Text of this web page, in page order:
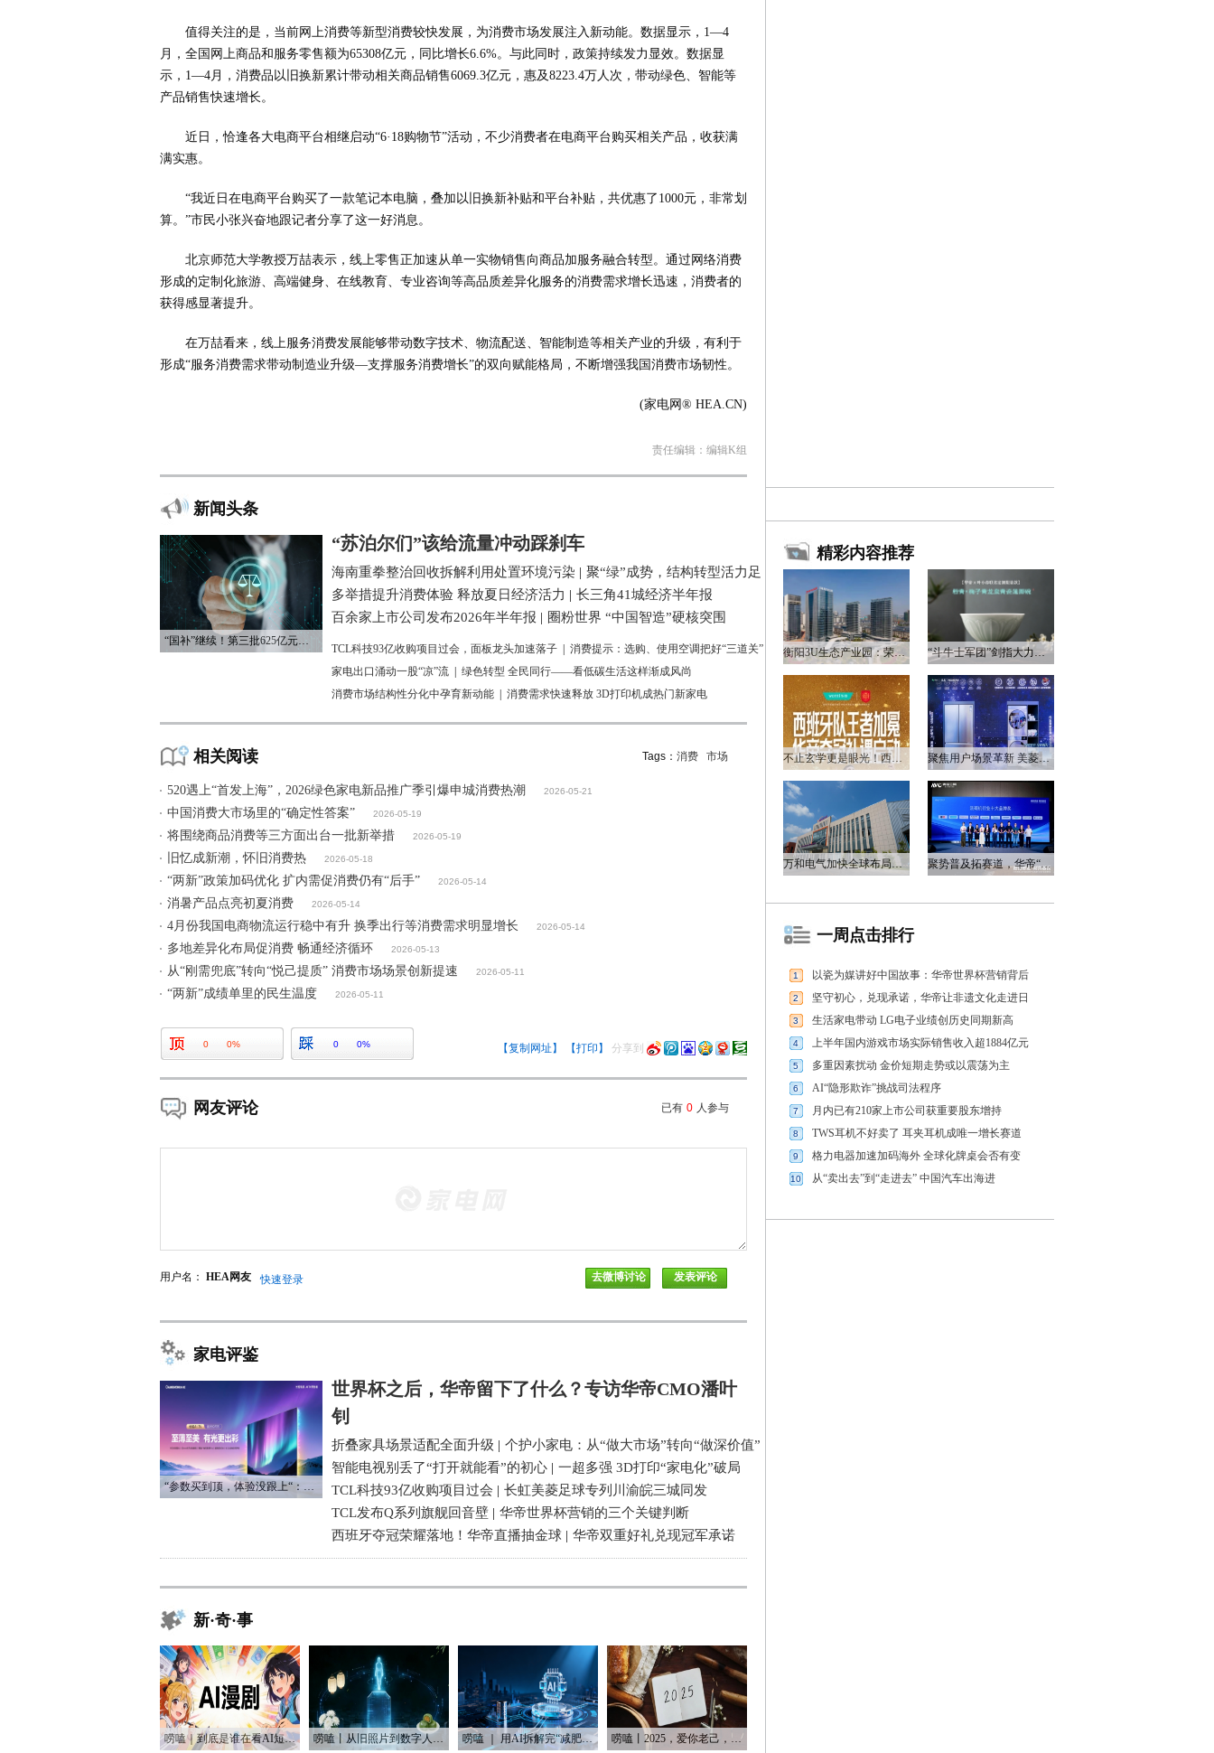
值得关注的是，当前网上消费等新型消费较快发展，为消费市场发展注入新动能。数据显示，1—4
月，全国网上商品和服务零售额为65308亿元，同比增长6.6%。与此同时，政策持续发力显效。数据显
示，1—4月，消费品以旧换新累计带动相关商品销售6069.3亿元，惠及8223.4万人次，带动绿色、智能等
产品销售快速增长。
近日，恰逢各大电商平台相继启动“6·18购物节”活动，不少消费者在电商平台购买相关产品，收获满
满实惠。
“我近日在电商平台购买了一款笔记本电脑，叠加以旧换新补贴和平台补贴，共优惠了1000元，非常划
算。”市民小张兴奋地跟记者分享了这一好消息。
北京师范大学教授万喆表示，线上零售正加速从单一实物销售向商品加服务融合转型。通过网络消费
形成的定制化旅游、高端健身、在线教育、专业咨询等高品质差异化服务的消费需求增长迅速，消费者的
获得感显著提升。
在万喆看来，线上服务消费发展能够带动数字技术、物流配送、智能制造等相关产业的升级，有利于
形成“服务消费需求带动制造业升级—支撑服务消费增长”的双向赋能格局，不断增强我国消费市场韧性。
(家电网® HEA.CN)
责任编辑：编辑K组
新闻头条
“国补”继续！第三批625亿元资金已下达
“苏泊尔们”该给流量冲动踩刹车
海南重拳整治回收拆解利用处置环境污染 | 聚“绿”成势，结构转型活力足
多举措提升消费体验 释放夏日经济活力 | 长三角41城经济半年报
百余家上市公司发布2026年半年报 | 圈粉世界 “中国智造”硬核突围
TCL科技93亿收购项目过会，面板龙头加速落子
消费提示：选购、使用空调把好“三道关”
家电出口涌动一股“凉”流
绿色转型 全民同行——看低碳生活这样渐成风尚
消费市场结构性分化中孕育新动能
消费需求快速释放 3D打印机成热门新家电
相关阅读 Tags： 消费 市场
520遇上“首发上海”，2026绿色家电新品推广季引爆申城消费热潮 2026-05-21
中国消费大市场里的“确定性答案” 2026-05-19
将围绕商品消费等三方面出台一批新举措 2026-05-19
旧忆成新潮，怀旧消费热 2026-05-18
“两新”政策加码优化 扩内需促消费仍有“后手” 2026-05-14
消暑产品点亮初夏消费 2026-05-14
4月份我国电商物流运行稳中有升 换季出行等消费需求明显增长 2026-05-14
多地差异化布局促消费 畅通经济循环 2026-05-13
从“刚需兜底”转向“悦己提质” 消费市场场景创新提速 2026-05-11
“两新”成绩单里的民生温度 2026-05-11
0 0% 0 0% 【复制网址】 【打印】 分享到
已有 0 人参与
网友评论
用户名： HEA网友 快速登录
家电评鉴
“参数买到顶，体验没跟上“：长虹追光Q70S给高端电视打了个样
世界杯之后，华帝留下了什么？专访华帝CMO潘叶
钊
折叠家具场景适配全面升级 | 个护小家电：从“做大市场”转向“做深价值”
智能电视别丢了“打开就能看”的初心 | 一超多强 3D打印“家电化”破局
TCL科技93亿收购项目过会 | 长虹美菱足球专列川渝皖三城同发
TCL发布Q系列旗舰回音壁 | 华帝世界杯营销的三个关键判断
西班牙夺冠荣耀落地！华帝直播抽金球 | 华帝双重好礼兑现冠军承诺
新·奇·事
唠嗑｜到底是谁在看AI短剧？！ 唠嗑丨从旧照片到数字人：AI如何“复活”我们的思念 唠嗑 ｜ 用AI拆解完“减肥逻辑”后，我发现了内容行业的底层套路 唠嗑丨2025，爱你老己，明天见
精彩内容推荐
衡阳3U生态产业园：荣电集团的政企合作新答卷 “斗牛士军团”剑指大力神杯，华帝以“一瓷一金”静候荣光
不止玄学更是眼光！西班牙队夺冠，华帝火速官宣启动兑奖福利 聚焦用户场景革新 美菱产品创新打造差异化居家体验
万和电气加快全球布局，海外营收占比升至四成 聚势普及拓赛道，华帝“亮剑”洗碗机峰会，破局存量换新
一周点击排行
1 以瓷为媒讲好中国故事：华帝世界杯营销背后
2 坚守初心，兑现承诺，华帝让非遗文化走进日
3 生活家电带动 LG电子业绩创历史同期新高
4 上半年国内游戏市场实际销售收入超1884亿元
5 多重因素扰动 金价短期走势或以震荡为主
6 AI“隐形欺诈”挑战司法程序
7 月内已有210家上市公司获重要股东增持
8 TWS耳机不好卖了 耳夹耳机成唯一增长赛道
9 格力电器加速加码海外 全球化牌桌会否有变
10 从“卖出去”到“走进去” 中国汽车出海进